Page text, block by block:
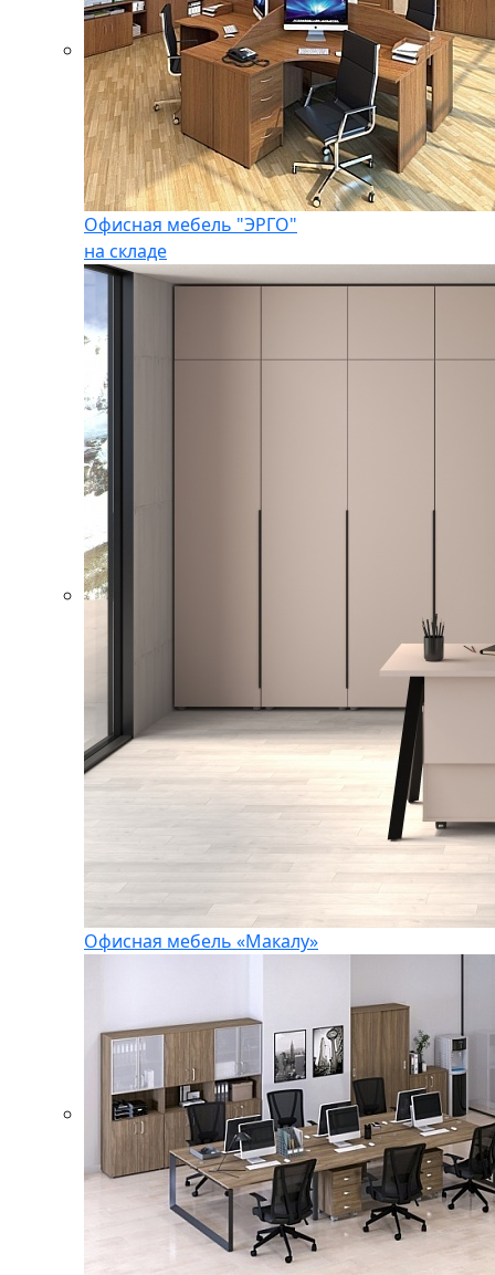
Офисная мебель "ЭРГО"
на складе
Офисная мебель «Макалу»